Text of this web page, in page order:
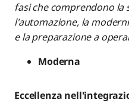
fasi che comprendono la
l'automazione, la
e la preparazione a
Moderna
Eccellenza